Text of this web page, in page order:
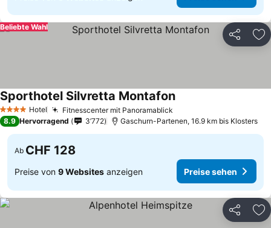
Teilen
Beliebte Wahl
4 Sterne Hotel Fitnesscenter mit Panoramablick
Sporthotel Silvretta Montafon
8.9 Hervorragend 3’772 Gaschurn-Partenen, 16.9 km bis Klosters
Ab CHF 128
Preise von 9 Websites anzeigen Preise sehen
Teilen